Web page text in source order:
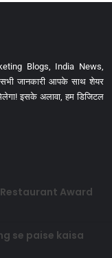
Blogs, India News,
जानकारी आपके साथ शेयर
इसके अलावा, हम डिजिटल
Award
se paise kaisa